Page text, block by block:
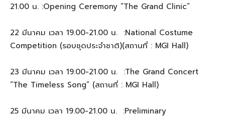
21.00 น. :Opening Ceremony “The Grand Clinic”
22 มีนาคม เวลา 19.00-21.00 น. :National Costume
Competition (รอบชุดประจำชาติ)(สถานที่ : MGI Hall)
23 มีนาคม เวลา 19.00-21.00 น. :The Grand Concert
“The Timeless Song” (สถานที่ : MGI Hall)
25 มีนาคม เวลา 19.00-21.00 น. :Preliminary